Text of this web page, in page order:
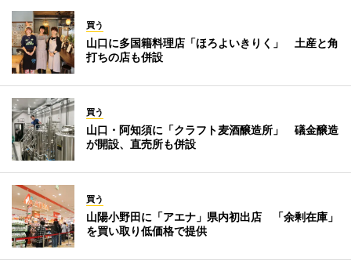
買う
山口に多国籍料理店「ほろよいきりく」 土産と角
打ちの店も併設
買う
山口・阿知須に「クラフト麦酒醸造所」 礒金醸造
が開設、直売所も併設
買う
山陽小野田に「アエナ」県内初出店 「余剰在庫」
を買い取り低価格で提供